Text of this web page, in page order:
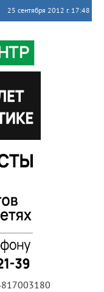
25 сентября 2012 г. 17:48